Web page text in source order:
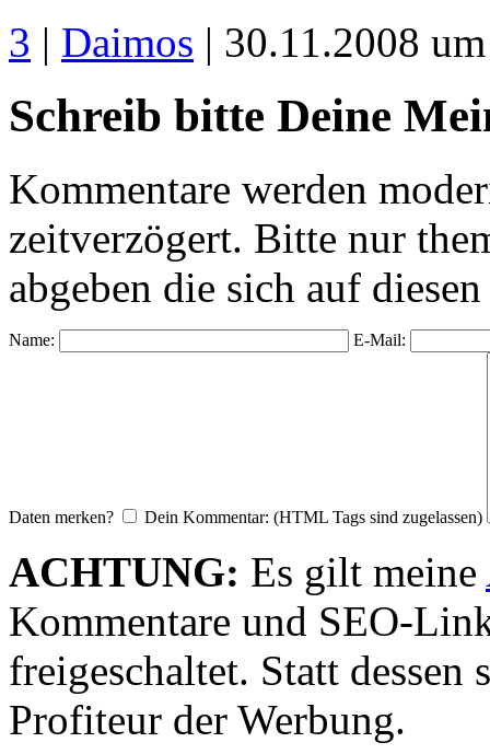
3 | Daimos | 30.11.2008
Schreib bitte Deine
Kommentare werden
zeitverzögert. Bitte nur
abgeben die sich auf
Name: E-Mail:
Daten merken? Dein Kommentar: (HTML Tags sind zugelassen)
ACHTUNG: Es gilt meine
Kommentare und SEO-
freigeschaltet. Statt dessen
Profiteur der Werbung.